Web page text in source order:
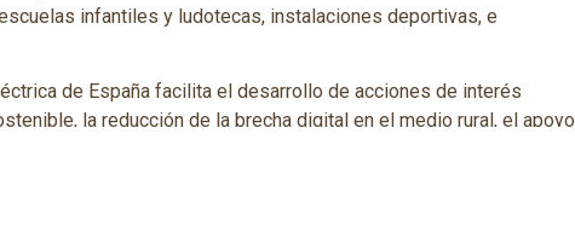
infantiles y ludotecas, instalaciones deportivas, e
de España facilita el desarrollo de acciones de interés
la reducción de la brecha digital en el medio rural, el apoyo